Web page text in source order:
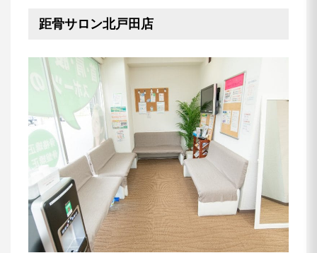
距骨サロン北戸田店